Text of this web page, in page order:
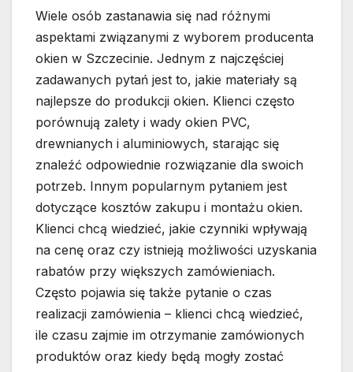
Wiele osób zastanawia się nad różnymi
aspektami związanymi z wyborem producenta
okien w Szczecinie. Jednym z najczęściej
zadawanych pytań jest to, jakie materiały są
najlepsze do produkcji okien. Klienci często
porównują zalety i wady okien PVC,
drewnianych i aluminiowych, starając się
znaleźć odpowiednie rozwiązanie dla swoich
potrzeb. Innym popularnym pytaniem jest
dotyczące kosztów zakupu i montażu okien.
Klienci chcą wiedzieć, jakie czynniki wpływają
na cenę oraz czy istnieją możliwości uzyskania
rabatów przy większych zamówieniach.
Często pojawia się także pytanie o czas
realizacji zamówienia – klienci chcą wiedzieć,
ile czasu zajmie im otrzymanie zamówionych
produktów oraz kiedy będą mogły zostać